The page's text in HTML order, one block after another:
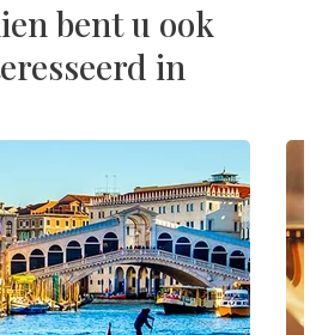
bent u ook
in